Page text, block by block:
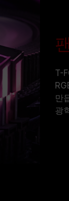
T-
만
광